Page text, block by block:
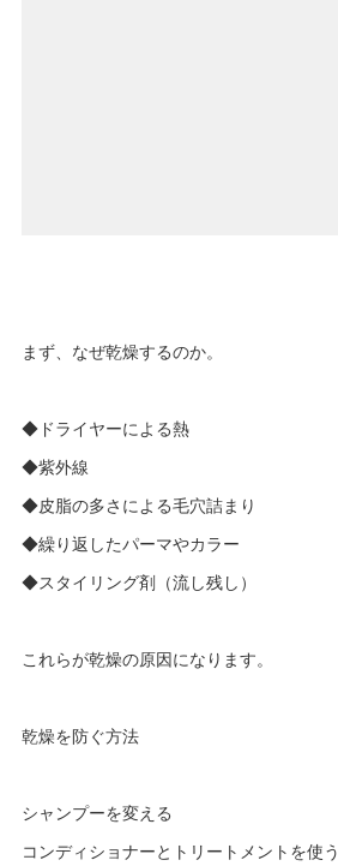
まず、なぜ乾燥するのか。
◆ドライヤーによる熱
◆紫外線
◆皮脂の多さによる毛穴詰まり
◆繰り返したパーマやカラー
◆スタイリング剤（流し残し）
これらが乾燥の原因になります。
乾燥を防ぐ方法
シャンプーを変える
コンディショナーとトリートメントを使う